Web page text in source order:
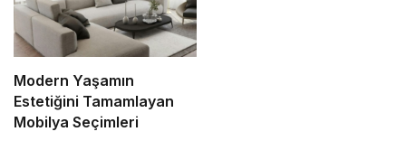
Modern Yaşamın
Estetiğini Tamamlayan
Mobilya Seçimleri